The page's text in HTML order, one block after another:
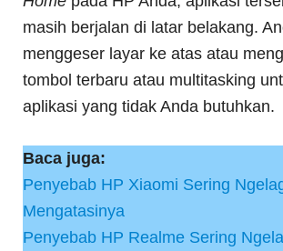
masih berjalan di latar belakang.
menggeser layar ke atas atau
tombol terbaru atau multitasking
aplikasi yang tidak Anda butuhkan.
Baca juga:
Penyebab HP Xiaomi Sering
Mengatasinya
Penyebab HP Realme Sering